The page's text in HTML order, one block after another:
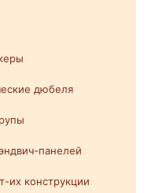
дюбеля
панелей
их конструкции